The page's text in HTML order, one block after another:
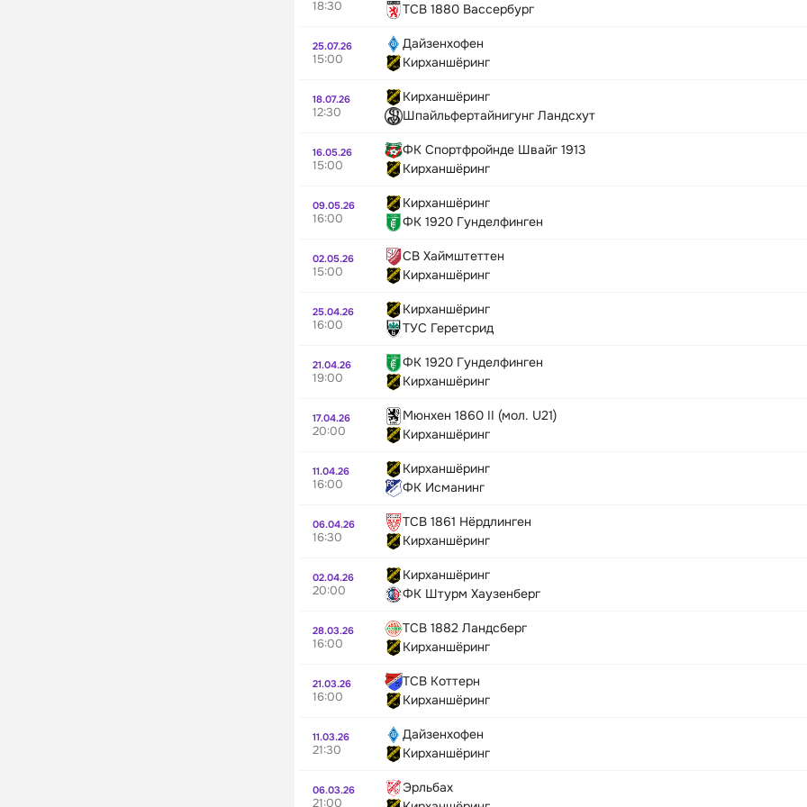
18:30
ТСВ 1880 Вассербург
25.07.26
15:00
Дайзенхофен
Кирханшёринг
18.07.26
12:30
Кирханшёринг
Шпайльфертайнигунг Ландсхут
16.05.26
15:00
ФК Спортфройнде Швайг 1913
Кирханшёринг
09.05.26
16:00
Кирханшёринг
ФК 1920 Гунделфинген
02.05.26
15:00
СВ Хаймштеттен
Кирханшёринг
25.04.26
16:00
Кирханшёринг
ТУС Геретсрид
21.04.26
19:00
ФК 1920 Гунделфинген
Кирханшёринг
17.04.26
20:00
Мюнхен 1860 II (мол. U21)
Кирханшёринг
11.04.26
16:00
Кирханшёринг
ФК Исманинг
06.04.26
16:30
ТСВ 1861 Нёрдлинген
Кирханшёринг
02.04.26
20:00
Кирханшёринг
ФК Штурм Хаузенберг
28.03.26
16:00
ТСВ 1882 Ландсберг
Кирханшёринг
21.03.26
16:00
ТСВ Коттерн
Кирханшёринг
11.03.26
21:30
Дайзенхофен
Кирханшёринг
06.03.26
21:00
Эрльбах